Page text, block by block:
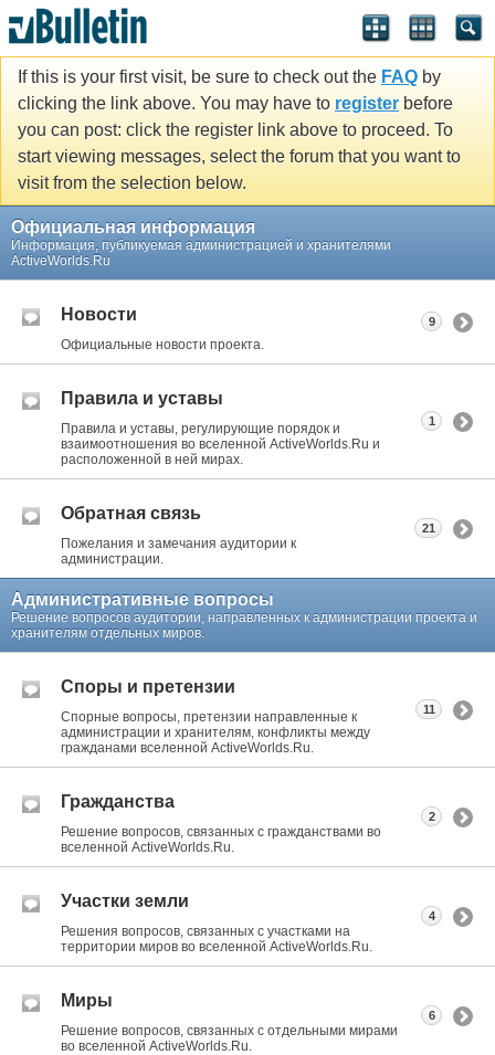
If this is your first visit, be sure to check out the FAQ by
clicking the link above. You may have to register before
you can post: click the register link above to proceed. To
start viewing messages, select the forum that you want to
visit from the selection below.
Официальная информация
Информация, публикуемая администрацией и хранителями
ActiveWorlds.Ru
Новости
Официальные новости проекта.
9
Правила и уставы
Правила и уставы, регулирующие порядок и
взаимоотношения во вселенной ActiveWorlds.Ru и
расположенной в ней мирах.
1
Обратная связь
Пожелания и замечания аудитории к
администрации.
21
Административные вопросы
Решение вопросов аудитории, направленных к администрации проекта и
хранителям отдельных миров.
Споры и претензии
Спорные вопросы, претензии направленные к
администрации и хранителям, конфликты между
гражданами вселенной ActiveWorlds.Ru.
11
Гражданства
Решение вопросов, связанных с гражданствами во
вселенной ActiveWorlds.Ru.
2
Участки земли
Решения вопросов, связанных с участками на
территории миров во вселенной ActiveWorlds.Ru.
4
Миры
Решение вопросов, связанных с отдельными мирами
во вселенной ActiveWorlds.Ru.
6